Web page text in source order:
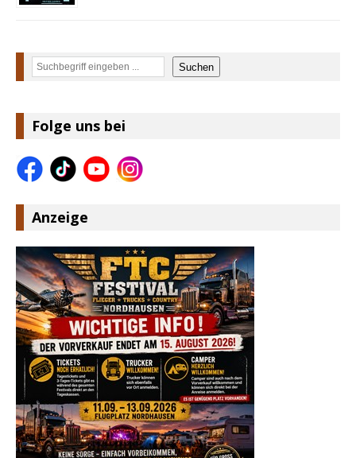
Suchen Suchen
Folge uns bei
Anzeige